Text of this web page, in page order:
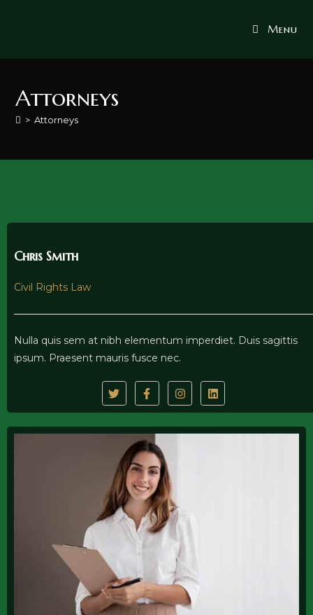
Menu
Attorneys
> Attorneys
Chris Smith
Civil Rights Law
Nulla quis sem at nibh elementum imperdiet. Duis sagittis
ipsum. Praesent mauris fusce nec.